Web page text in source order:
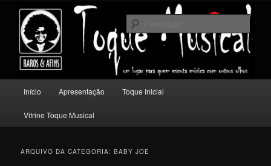
conteúdo
principal
conteúdo
secundário
Toque Musical
Um lugar para quem escuta música com outros olhos.
principal
Início Apresentação Toque Inicial
Vitrine Toque Musical
ARQUIVO DA CATEGORIA:BABY JOE